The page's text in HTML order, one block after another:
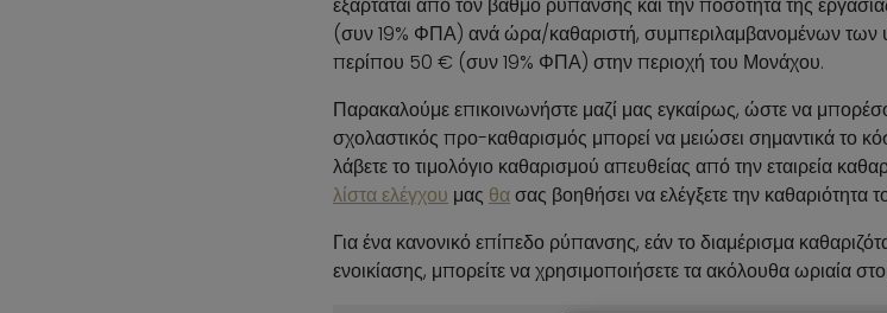
(συν 19% ΦΠΑ) ανά ώρα/καθαριστή, συμπεριλαμβανομένων των
περίπου 50 € (συν 19% ΦΠΑ) στην περιοχή του Μονάχου.
Παρακαλούμε επικοινωνήστε μαζί μας εγκαίρως, ώστε να
σχολαστικός προ-καθαρισμός μπορεί να μειώσει σημαντικά το
λάβετε το τιμολόγιο καθαρισμού απευθείας από την εταιρεία
λίστα ελέγχου μας θασας βοηθήσει να ελέγξετε την καθαριότητα
Για ένα κανονικό επίπεδο ρύπανσης, εάν το διαμέρισμα
ενοικίασης, μπορείτε να χρησιμοποιήσετε τα ακόλουθα ωριαία